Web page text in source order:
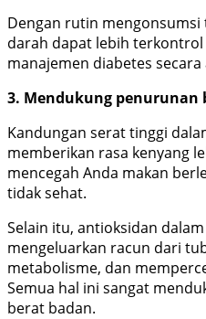
Dengan rutin
darah dapat lebih
manajemen diabetes secara
3. Mendukung penurunan
Kandungan serat tinggi
memberikan rasa kenyang
mencegah Anda makan
tidak sehat.
Selain itu, antioksidan
mengeluarkan racun dari
metabolisme, dan
Semua hal ini sangat
berat badan.